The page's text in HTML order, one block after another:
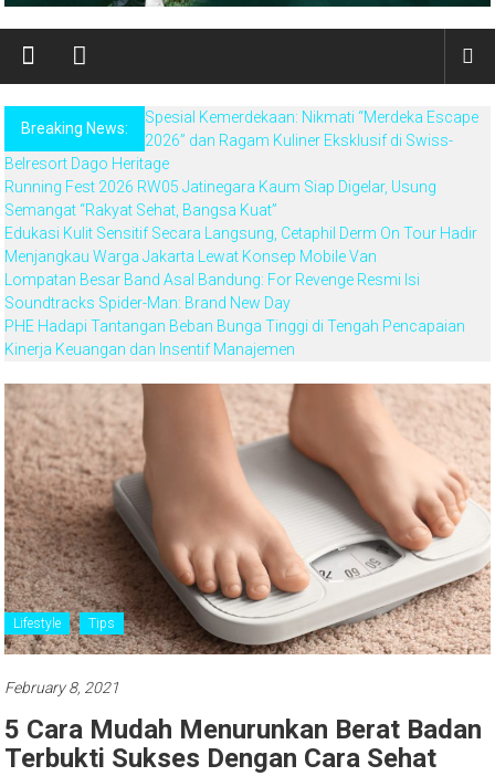
Breaking News:
Spesial Kemerdekaan: Nikmati “Merdeka Escape
2026” dan Ragam Kuliner Eksklusif di Swiss-
Belresort Dago Heritage
Running Fest 2026 RW05 Jatinegara Kaum Siap Digelar, Usung
Semangat “Rakyat Sehat, Bangsa Kuat”
Edukasi Kulit Sensitif Secara Langsung, Cetaphil Derm On Tour Hadir
Menjangkau Warga Jakarta Lewat Konsep Mobile Van
Lompatan Besar Band Asal Bandung: For Revenge Resmi Isi
Soundtracks Spider-Man: Brand New Day
PHE Hadapi Tantangan Beban Bunga Tinggi di Tengah Pencapaian
Kinerja Keuangan dan Insentif Manajemen
Lifestyle Tips
February 8, 2021
5 Cara Mudah Menurunkan Berat Badan
Terbukti Sukses Dengan Cara Sehat